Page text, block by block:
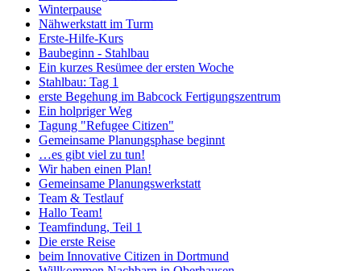
Winterpause
Nähwerkstatt im Turm
Erste-Hilfe-Kurs
Baubeginn - Stahlbau
Ein kurzes Resümee der ersten Woche
Stahlbau: Tag 1
erste Begehung im Babcock Fertigungszentrum
Ein holpriger Weg
Tagung "Refugee Citizen"
Gemeinsame Planungsphase beginnt
…es gibt viel zu tun!
Wir haben einen Plan!
Gemeinsame Planungswerkstatt
Team & Testlauf
Hallo Team!
Teamfindung, Teil 1
Die erste Reise
beim Innovative Citizen in Dortmund